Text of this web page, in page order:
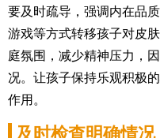
要及时疏导，强调内在品
游戏等方式转移孩子对皮
庭氛围，减少精神压力，
况。让孩子保持乐观积极
作用。
及时检查明确情况